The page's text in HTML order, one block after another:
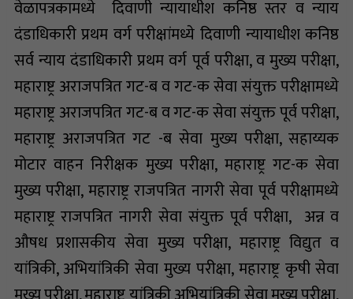
वेळापत्रकामध्ये दिवाणी न्यायाधीश कनिष्ठ स्तर व न्याय
दंडाधिकारी प्रथम वर्ग परीक्षांमध्ये दिवाणी न्यायाधीश कनिष्ठ
सर्व न्याय दंडाधिकारी प्रथम वर्ग पूर्व परीक्षा, व मुख्य परीक्षा,
महाराष्ट्र अराजपत्रित गट-ब व गट-क सेवा संयुक्त परीक्षामध्ये
महाराष्ट्र अराजपत्रित गट-ब व गट-क सेवा संयुक्त पूर्व परीक्षा,
महाराष्ट्र अराजपत्रित गट -ब सेवा मुख्य परीक्षा, सहाय्यक
मोटार वाहन निरीक्षक मुख्य परीक्षा, महाराष्ट्र गट-क सेवा
मुख्य परीक्षा, महाराष्ट्र राजपत्रित नागरी सेवा पूर्व परीक्षामध्ये
महाराष्ट्र राजपत्रित नागरी सेवा संयुक्त पूर्व परीक्षा, अन्न व
औषध प्रशासकीय सेवा मुख्य परीक्षा, महाराष्ट्र विद्युत व
यांत्रिकी, अभियांत्रिकी सेवा मुख्य परीक्षा, महाराष्ट्र कृषी सेवा